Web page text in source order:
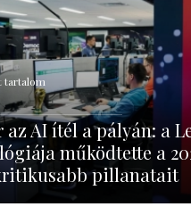
tartalom
az AI ítél a pályán: a
működtette a
pillanatait